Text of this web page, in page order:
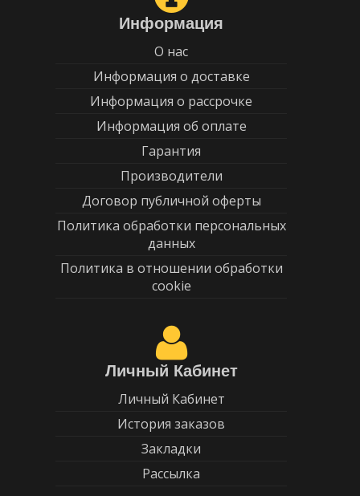
Информация
О нас
Информация о доставке
Информация о рассрочке
Информация об оплате
Гарантия
Производители
Договор публичной оферты
Политика обработки персональных
данных
Политика в отношении обработки
cookie
Личный Кабинет
Личный Кабинет
История заказов
Закладки
Рассылка